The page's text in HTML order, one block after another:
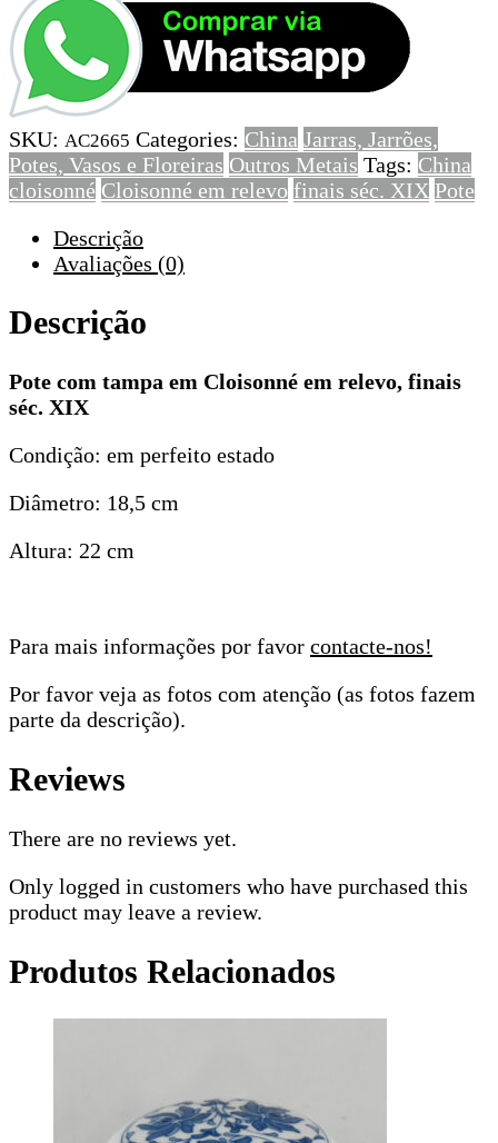
Pote
com
tampa
em
Cloisonné
em
relevo,
finais
XIX
SKU: AC2665 Categories: China Jarras, Jarrões,
Potes, Vasos e Floreiras Outros Metais Tags: China
cloisonné Cloisonné em relevo finais séc. XIX Pote
Descrição
Avaliações (0)
Descrição
Pote com tampa em Cloisonné em relevo, finais
séc. XIX
Condição: em perfeito estado
Diâmetro: 18,5 cm
Altura: 22 cm
Para mais informações por favor contacte-nos!
Por favor veja as fotos com atenção (as fotos fazem
parte da descrição).
Reviews
There are no reviews yet.
Only logged in customers who have purchased this
product may leave a review.
Produtos Relacionados